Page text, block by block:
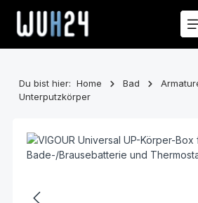
Zum Hauptinhalt springen
Du bist hier: Home Bad
Unterputzkörper